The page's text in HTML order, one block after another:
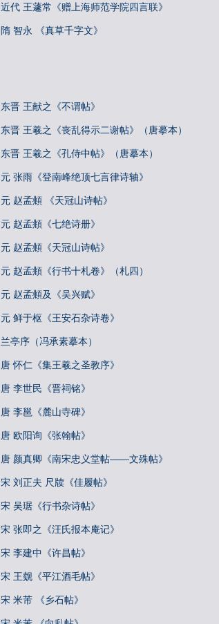
近代 王蘧常《赠上海师范学院四言联》
隋 智永 《真草千字文》
东晋 王献之《不谓帖》
东晋 王羲之《丧乱得示二谢帖》（唐摹本）
东晋 王羲之《孔侍中帖》（唐摹本）
元 张雨《登南峰绝顶七言律诗轴》
元 赵孟頫 《天冠山诗帖》
元 赵孟頫《七绝诗册》
元 赵孟頫《天冠山诗帖》
元 赵孟頫《行书十札卷》（札四）
元 赵孟頫及《吴兴赋》
元 鲜于枢《王安石杂诗卷》
兰亭序（冯承素摹本）
唐 怀仁《集王羲之圣教序》
唐 李世民《晋祠铭》
唐 李邕《麓山寺碑》
唐 欧阳询《张翰帖》
唐 颜真卿《南宋忠义堂帖——文殊帖》
宋 刘正夫 尺牍《佳履帖》
宋 吴琚《行书杂诗帖》
宋 张即之《汪氏报本庵记》
宋 李建中《许昌帖》
宋 王觌《平江酒毛帖》
宋 米芾 《乡石帖》